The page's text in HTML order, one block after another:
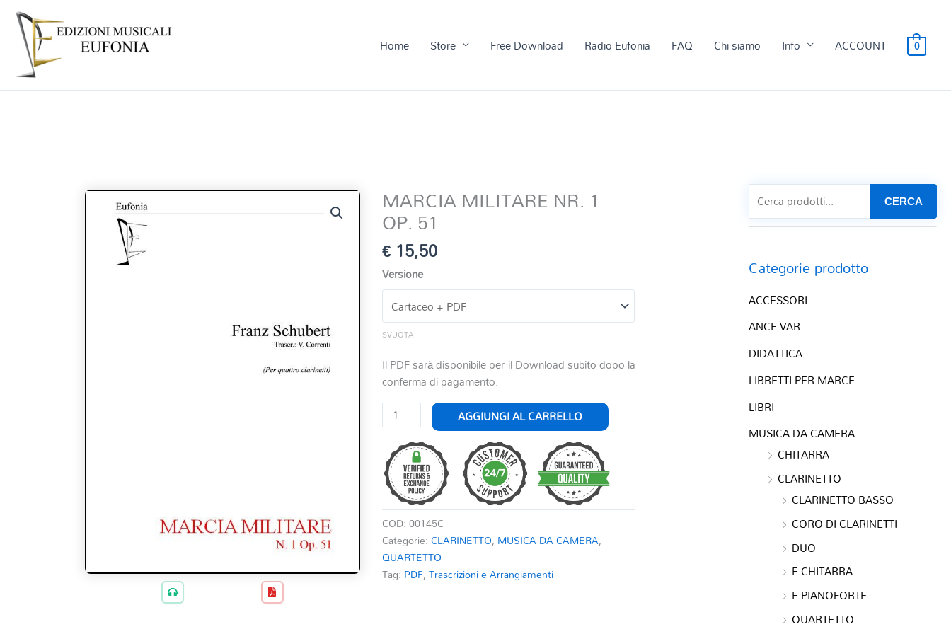
Home Store Free Download Radio Eufonia FAQ Chi siamo Info ACCOUNT 0
MARCIA MILITARE NR. 1
OP. 51
€15,50
Versione
SVUOTA
Il PDF sarà disponibile per il Download subito dopo la
conferma di pagamento.
MARCIA
MILITARE
NR.
1
OP.
51
quantità
AGGIUNGI AL CARRELLO
COD:00145C
Categorie:CLARINETTO, MUSICA DA CAMERA,
QUARTETTO
Tag: PDF,Trascrizioni e Arrangiamenti
CERCA
Categorie prodotto
ACCESSORI
ANCE VAR
DIDATTICA
LIBRETTI PER MARCE
LIBRI
MUSICA DA CAMERA
CHITARRA
CLARINETTO
CLARINETTO BASSO
CORO DI CLARINETTI
DUO
E CHITARRA
E PIANOFORTE
QUARTETTO